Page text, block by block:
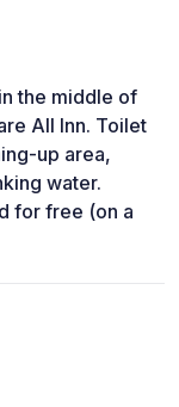
the middle of
All Inn. Toilet
up area,
water.
for free (on a